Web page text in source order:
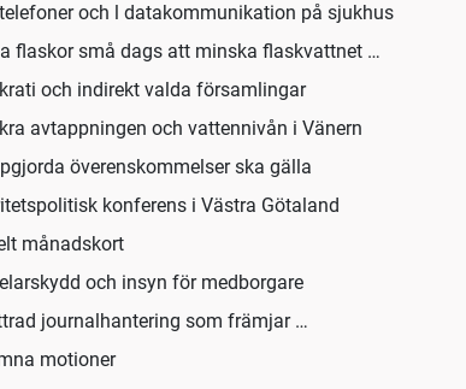
och l datakommunikation på sjukhus
flaskor små dags att minska flaskvattnet …
och indirekt valda församlingar
avtappningen och vattennivån i Vänern
överenskommelser ska gälla
konferens i Västra Götaland
månadskort
och insyn för medborgare
journalhantering som främjar …
motioner